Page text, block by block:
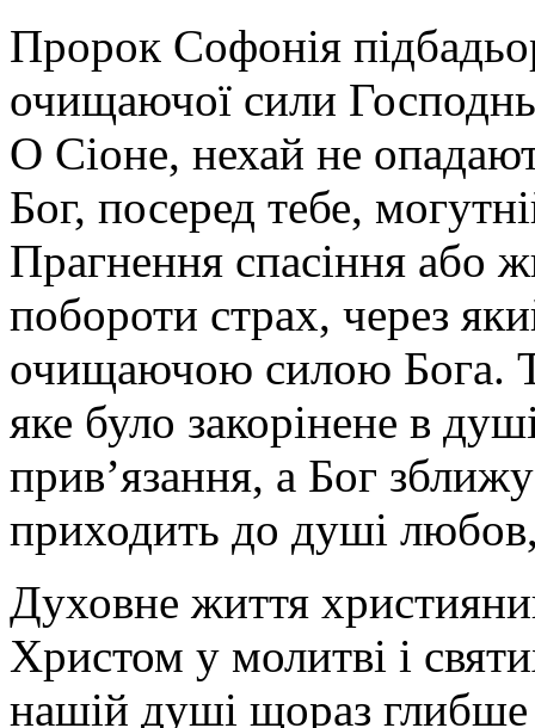
Пророк Софонія
очищаючої сили
О Сіоне, нехай не
Бог, посеред тебе,
Прагнення спасіння або
побороти страх, через
очищаючою силою Бога.
яке було закорінене в
прив’язання, а Бог
приходить до душі
Духовне життя
Христом у молитві і
нашій душі щораз глибше